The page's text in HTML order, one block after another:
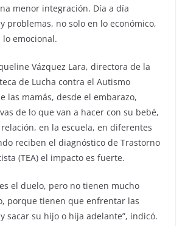
menor integración. Día a día
problemas, no solo en lo económico,
emocional.
Vázquez Lara, directora de la
de Lucha contra el Autismo
las mamás, desde el embarazo,
de lo que van a hacer con su bebé,
en la escuela, en diferentes
reciben el diagnóstico de Trastorno
(TEA) el impacto es fuerte.
el duelo, pero no tienen mucho
porque tienen que enfrentar las
sacar su hijo o hija adelante”, indicó.